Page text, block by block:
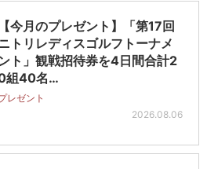
【今月のプレゼント】「第17回
トリレディスゴルフトーナメ
ント」観戦招待券を4日間合計2
組40名…
レゼント
2026.08.06